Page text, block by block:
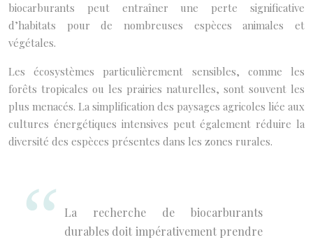
biocarburants peut entraîner une perte significative
d’habitats pour de nombreuses espèces animales et
végétales.
Les écosystèmes particulièrement sensibles, comme les
forêts tropicales ou les prairies naturelles, sont souvent les
plus menacés. La simplification des paysages agricoles liée aux
cultures énergétiques intensives peut également réduire la
diversité des espèces présentes dans les zones rurales.
La recherche de biocarburants
durables doit impérativement prendre